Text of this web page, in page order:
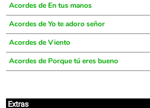
Acordes de En tus manos
Acordes de Yo te adoro señor
Acordes de Viento
Acordes de Porque tú eres bueno
Extras